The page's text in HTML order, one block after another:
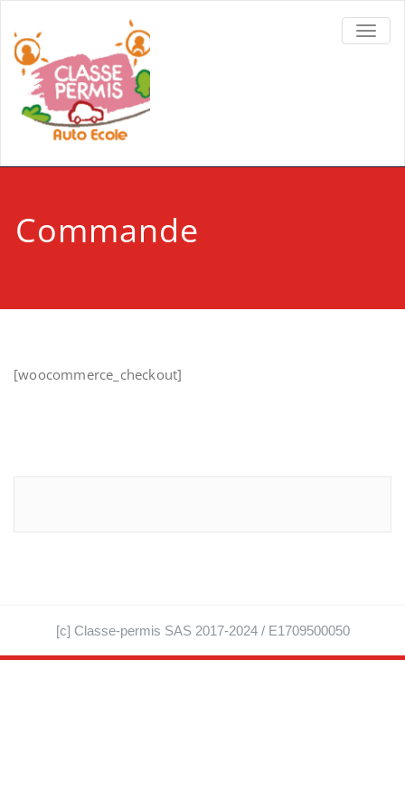
Commande
[woocommerce_checkout]
[c] Classe-permis SAS 2017-2024 / E1709500050